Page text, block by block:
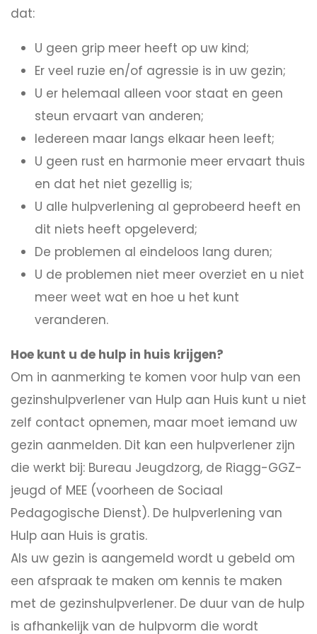
dat:
U geen grip meer heeft op uw kind;
Er veel ruzie en/of agressie is in uw gezin;
U er helemaal alleen voor staat en geen
steun ervaart van anderen;
Iedereen maar langs elkaar heen leeft;
U geen rust en harmonie meer ervaart thuis
en dat het niet gezellig is;
U alle hulpverlening al geprobeerd heeft en
dit niets heeft opgeleverd;
De problemen al eindeloos lang duren;
U de problemen niet meer overziet en u niet
meer weet wat en hoe u het kunt
veranderen.
Hoe kunt u de hulp in huis krijgen?
Om in aanmerking te komen voor hulp van een
gezinshulpverlener van Hulp aan Huis kunt u niet
zelf contact opnemen, maar moet iemand uw
gezin aanmelden. Dit kan een hulpverlener zijn
die werkt bij: Bureau Jeugdzorg, de Riagg-GGZ-
jeugd of MEE (voorheen de Sociaal
Pedagogische Dienst). De hulpverlening van
Hulp aan Huis is gratis.
Als uw gezin is aangemeld wordt u gebeld om
een afspraak te maken om kennis te maken
met de gezinshulpverlener. De duur van de hulp
is afhankelijk van de hulpvorm die wordt